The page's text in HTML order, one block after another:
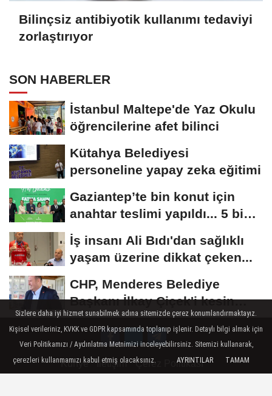
Bilinçsiz antibiyotik kullanımı tedaviyi
zorlaştırıyor
SON HABERLER
İstanbul Maltepe'de Yaz Okulu
öğrencilerine afet bilinci
Kütahya Belediyesi
personeline yapay zeka eğitimi
Gaziantep’te bin konut için
anahtar teslimi yapıldı... 5 bin
konutluk...
İş insanı Ali Bıdı'dan sağlıklı
yaşam üzerine dikkat çeken...
CHP, Menderes Belediye
Başkanı İlkay Çiçek'i kesin
ihraç talebiyle...
Künye İletişim Çerez Politikası
Sizlere daha iyi hizmet sunabilmek adına sitemizde çerez konumlandırmaktayız.
Kişisel verileriniz, KVKK ve GDPR kapsamında toplanıp işlenir. Detaylı bilgi almak için
Veri Politikamızı / Aydınlatma Metnimizi inceleyebilirsiniz. Sitemizi kullanarak,
çerezleri kullanmamızı kabul etmiş olacaksınız.
AYRINTILAR TAMAM